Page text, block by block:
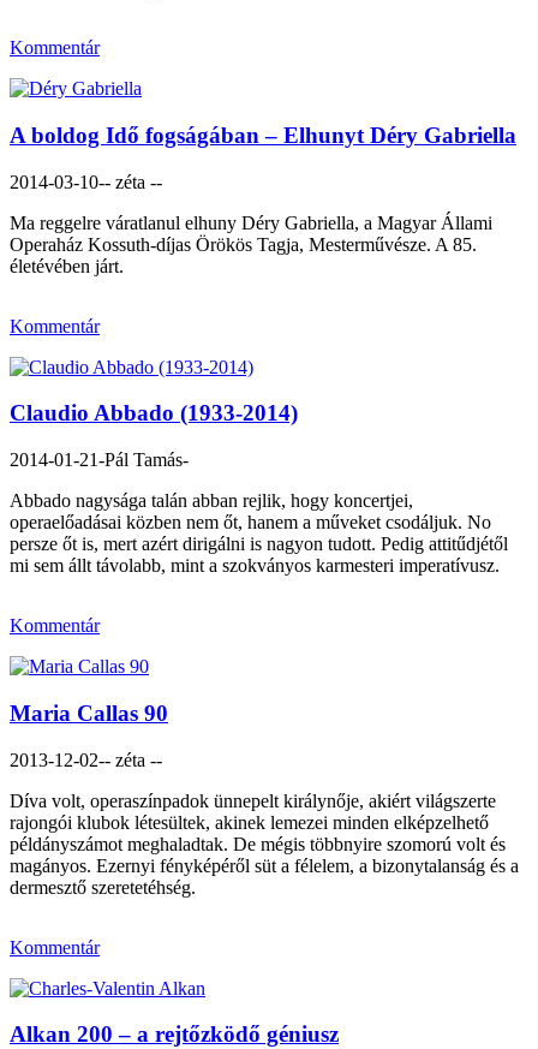
Kommentár
A boldog Idő fogságában – Elhunyt Déry Gabriella
2014-03-10-- zéta --
Ma reggelre váratlanul elhuny Déry Gabriella, a Magyar Állami
Operaház Kossuth-díjas Örökös Tagja, Mesterművésze. A 85.
életévében járt.
Kommentár
Claudio Abbado (1933-2014)
2014-01-21-Pál Tamás-
Abbado nagysága talán abban rejlik, hogy koncertjei,
operaelőadásai közben nem őt, hanem a műveket csodáljuk. No
persze őt is, mert azért dirigálni is nagyon tudott. Pedig attitűdjétől
mi sem állt távolabb, mint a szokványos karmesteri imperatívusz.
Kommentár
Maria Callas 90
2013-12-02-- zéta --
Díva volt, operaszínpadok ünnepelt királynője, akiért világszerte
rajongói klubok létesültek, akinek lemezei minden elképzelhető
példányszámot meghaladtak. De mégis többnyire szomorú volt és
magányos. Ezernyi fényképéről süt a félelem, a bizonytalanság és a
dermesztő szeretetéhség.
Kommentár
Alkan 200 – a rejtőzködő géniusz